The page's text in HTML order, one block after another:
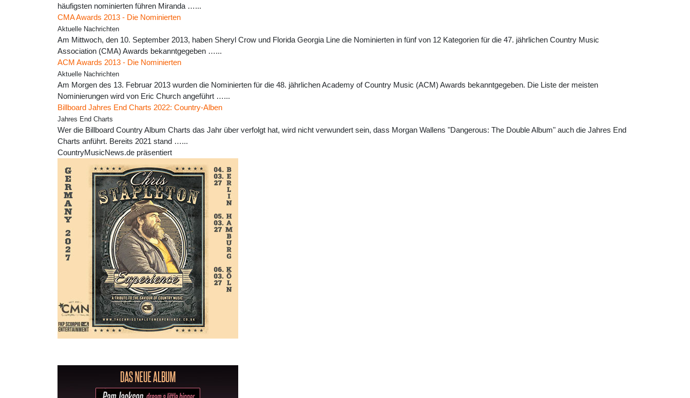
häufigsten nominierten führen Miranda …...
CMA Awards 2013 - Die Nominierten
Aktuelle Nachrichten
Am Mittwoch, den 10. September 2013, haben Sheryl Crow und Florida Georgia Line die Nominierten in fünf von 12 Kategorien für die 47. jährlichen Country Music
Association (CMA) Awards bekanntgegeben …...
ACM Awards 2013 - Die Nominierten
Aktuelle Nachrichten
Am Morgen des 13. Februar 2013 wurden die Nominierten für die 48. jährlichen Academy of Country Music (ACM) Awards bekanntgegeben. Die Liste der meisten
Nominierungen wird von Eric Church angeführt …...
Billboard Jahres End Charts 2022: Country-Alben
Jahres End Charts
Wer die Billboard Country Album Charts das Jahr über verfolgt hat, wird nicht verwundert sein, dass Morgan Wallens "Dangerous: The Double Album" auch die Jahres End
Charts anführt. Bereits 2021 stand …...
CountryMusicNews.de präsentiert